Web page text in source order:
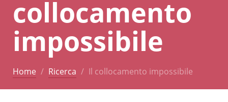
collocamento
impossibile
Home Ricerca Il collocamento impossibile